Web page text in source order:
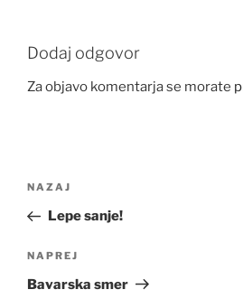
Dodaj odgovor
Za objavo komentarja se morate
Prejšnji
prispevek
NAZAJ
Lepe sanje!
Naslednji
prispevek
NAPREJ
Bavarska smer